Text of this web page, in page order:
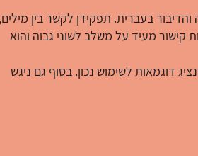
בעברית. תפקידן לקשר בין מילים,
קישור מעיד על משלב לשוני גבוה והוא
דוגמאות לשימוש נכון. בסוף גם ניגש